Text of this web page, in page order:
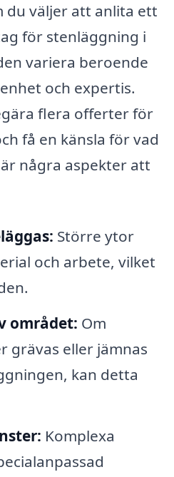
du väljer att anlita ett
för stenläggning i
variera beroende
och expertis.
flera offerter för
få en känsla för vad
några aspekter att
Större ytor
och arbete, vilket
området: Om
grävas eller jämnas
kan detta
Komplexa